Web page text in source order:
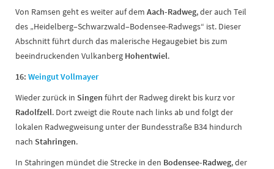
Von Ramsen geht es weiter auf dem Aach-Radweg, der auch Teil
des „Heidelberg–Schwarzwald–Bodensee-Radwegs“ ist. Dieser
Abschnitt führt durch das malerische Hegaugebiet bis zum
beeindruckenden Vulkanberg Hohentwiel.
16: Weingut Vollmayer
Wieder zurück in Singen führt der Radweg direkt bis kurz vor
Radolfzell. Dort zweigt die Route nach links ab und folgt der
lokalen Radwegweisung unter der Bundesstraße B34 hindurch
nach Stahringen.
In Stahringen mündet die Strecke in den Bodensee-Radweg, der